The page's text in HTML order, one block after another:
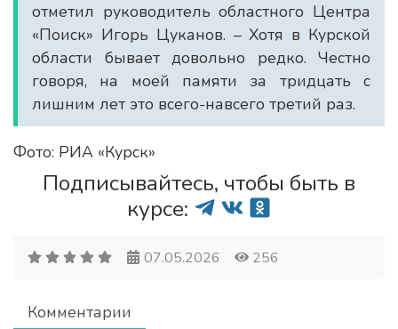
отметил руководитель областного Центра
«Поиск» Игорь Цуканов. – Хотя в Курской
области бывает довольно редко. Честно
говоря, на моей памяти за тридцать с
лишним лет это всего-навсего третий раз.
Фото: РИА «Курск»
Подписывайтесь, чтобы быть в
курсе:
07.05.2026 256
Комментарии